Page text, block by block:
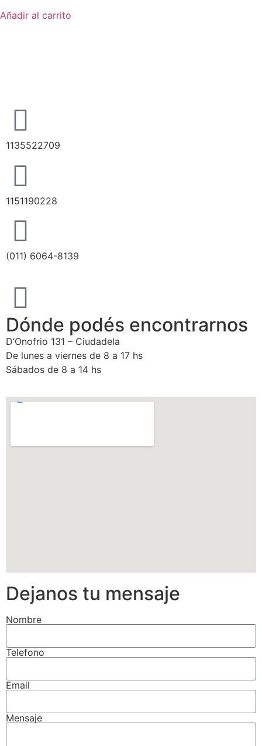
Añadir al carrito
1135522709
1151190228
(011) 6064-8139
Dónde podés encontrarnos
D’Onofrio 131 – Ciudadela
De lunes a viernes de 8 a 17 hs
Sábados de 8 a 14 hs
Dejanos tu mensaje
Nombre
Telefono
Email
Mensaje